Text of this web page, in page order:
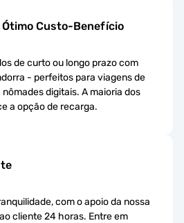
Ótimo Custo-Benefício
de curto ou longo prazo com
- perfeitos para viagens de
digitais. A maioria dos
a opção de recarga.
com o apoio da nossa
cliente 24 horas. Entre em